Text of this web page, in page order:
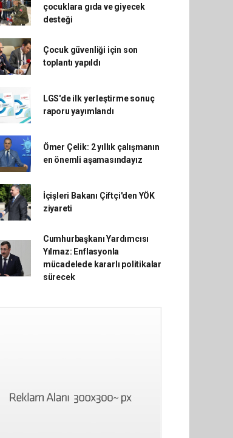
çocuklara gıda ve giyecek
desteği
Çocuk güvenliği için son
toplantı yapıldı
LGS'de ilk yerleştirme sonuç
raporu yayımlandı
Ömer Çelik: 2 yıllık çalışmanın
en önemli aşamasındayız
İçişleri Bakanı Çiftçi'den YÖK
ziyareti
Cumhurbaşkanı Yardımcısı
Yılmaz: Enflasyonla
mücadelede kararlı politikalar
sürecek